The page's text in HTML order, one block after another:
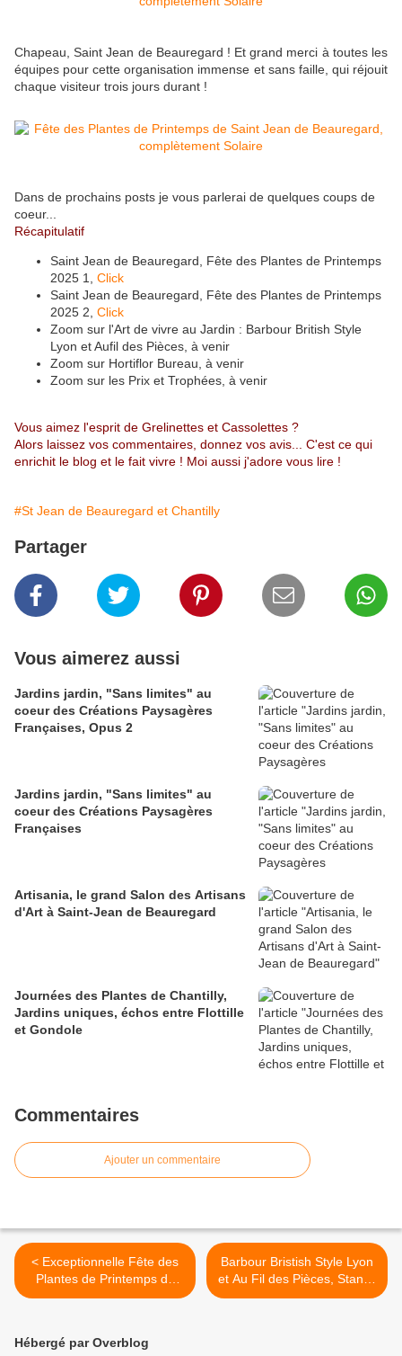
Chapeau, Saint Jean de Beauregard ! Et grand merci à toutes les
équipes pour cette organisation immense et sans faille, qui réjouit
chaque visiteur trois jours durant !
Dans de prochains posts je vous parlerai de quelques coups de
coeur...
Récapitulatif
Saint Jean de Beauregard, Fête des Plantes de Printemps
2025 1, Click
Saint Jean de Beauregard, Fête des Plantes de Printemps
2025 2, Click
Zoom sur l'Art de vivre au Jardin : Barbour British Style
Lyon et Aufil des Pièces, à venir
Zoom sur Hortiflor Bureau, à venir
Zoom sur les Prix et Trophées, à venir
Vous aimez l'esprit de Grelinettes et Cassolettes ?
Alors laissez vos commentaires, donnez vos avis... C'est ce qui
enrichit le blog et le fait vivre ! Moi aussi j'adore vous lire !
#St Jean de Beauregard et Chantilly
Partager
Vous aimerez aussi
Jardins jardin, "Sans limites" au
coeur des Créations Paysagères
Françaises, Opus 2
Jardins jardin, "Sans limites" au
coeur des Créations Paysagères
Françaises
Artisania, le grand Salon des Artisans
d'Art à Saint-Jean de Beauregard
Journées des Plantes de Chantilly,
Jardins uniques, échos entre Flottille
et Gondole
Commentaires
Ajouter un commentaire
< Exceptionnelle Fête des
Plantes de Printemps de
Saint Jean de Beauregard
Barbour Bristish Style Lyon
et Au Fil des Pièces, Stands
Chouchous à la Fête des
Hébergé par Overblog